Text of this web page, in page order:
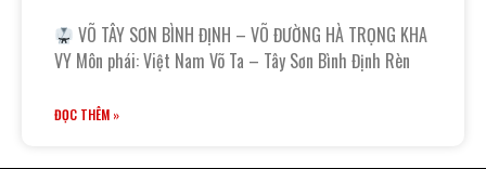
VÕ TÂY SƠN BÌNH ĐỊNH – VÕ ĐƯỜNG HÀ TRỌNG KHA
VY Môn phái: Việt Nam Võ Ta – Tây Sơn Bình Định Rèn
ĐỌC THÊM »